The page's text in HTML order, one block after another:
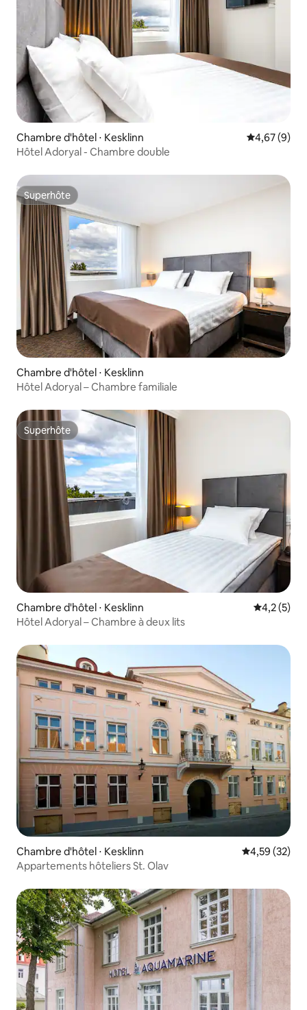
Chambre d'hôtel ⋅ Kesklinn Évaluation
4,67 (9)
Hôtel Adoryal - Chambre double
Superhôte
Superhôte
Chambre d'hôtel ⋅ Kesklinn
Hôtel Adoryal – Chambre familiale
Superhôte
Superhôte
Chambre d'hôtel ⋅ Kesklinn Évaluation
4,2 (5)
Hôtel Adoryal – Chambre à deux lits
Chambre d'hôtel ⋅ Kesklinn Évaluation
4,59 (32)
Appartements hôteliers St. Olav